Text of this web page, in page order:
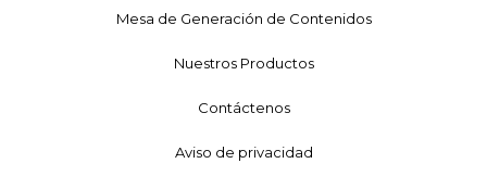
Mesa de Generación de Contenidos
Nuestros Productos
Contáctenos
Aviso de privacidad